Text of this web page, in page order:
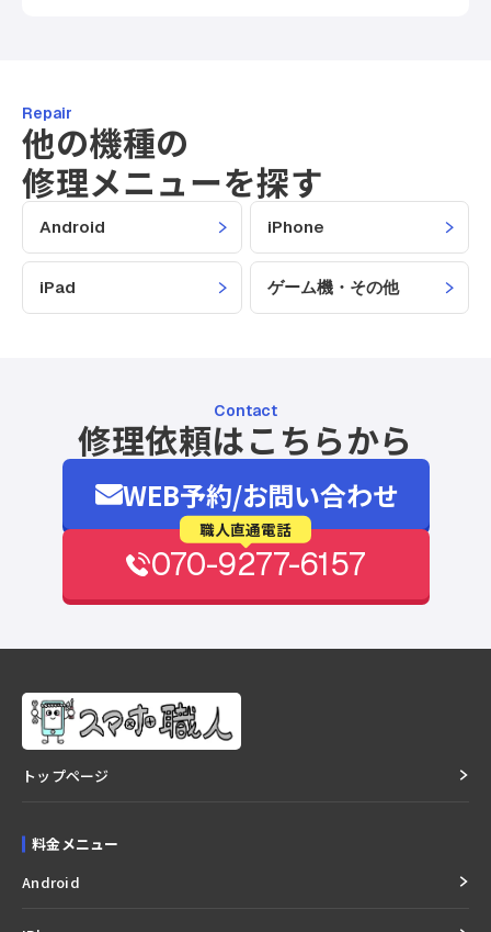
Repair
他の機種の
修理メニューを探す
Android iPhone
iPad ゲーム機・その他
Contact
修理依頼はこちらから
WEB予約/お問い合わせ
職人直通電話
070-9277-6157
トップページ
料金メニュー
Android